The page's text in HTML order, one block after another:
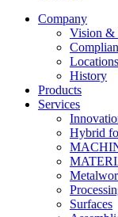
Company
Vision &
Locations
History
Products
Services
Hybrid
Surfaces